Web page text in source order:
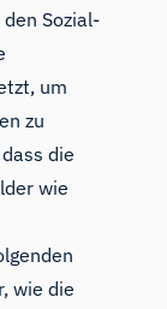
Sozial-
um
zu
die
wie
wie die